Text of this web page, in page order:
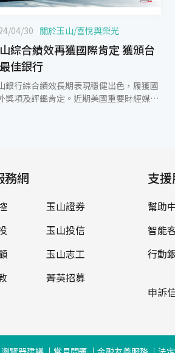
04/30 關於玉山/喜悅與榮光
綜合績效再獲國際肯定 獲頒台
佳銀行
銀行綜合績效長期表現穩健出色，履獲國
獎項及評鑑肯定。近期美國重要財經媒體
並且在業務規模與國際化布局有明顯成
自2012年開展布局亞洲策略，已在10個
地區有31個營運據點，2023年全年海外
獲利成長超過七成，陸續設立泰國曼谷、
胡志明市、馬來西亞吉隆坡代表人辦事
，也是唯一在日本九州設立福岡分行的台資
，串聯亞太的金融網絡，提供優質的跨境
銀行。在數位金融創新，玉山充分應用金
科技打造良好的服務旅程，例如已推出全新
務網
玉山證券
玉山投信
玉山志工
菁英招募
支
幫助
智能
行動
申訴